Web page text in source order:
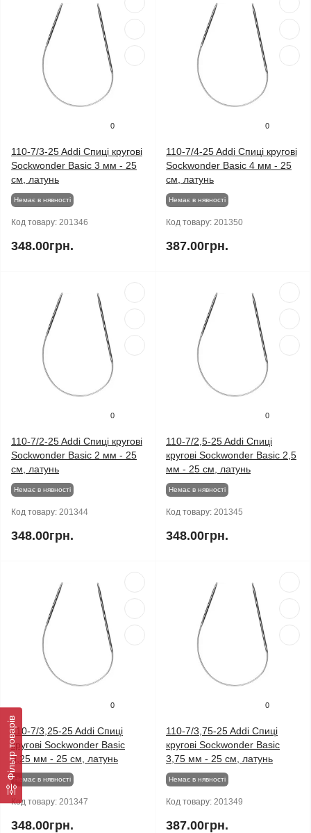
Фільтр товарів
0
110-7/3-25 Addi Спиці кругові
Sockwonder Basic 3 мм - 25
см, латунь
Немає в нявності
Код товару: 201346
348.00грн.
0
110-7/4-25 Addi Спиці кругові
Sockwonder Basic 4 мм - 25
см, латунь
Немає в нявності
Код товару: 201350
387.00грн.
0
110-7/2-25 Addi Спиці кругові
Sockwonder Basic 2 мм - 25
см, латунь
Немає в нявності
Код товару: 201344
348.00грн.
0
110-7/2,5-25 Addi Спиці
кругові Sockwonder Basic 2,5
мм - 25 см, латунь
Немає в нявності
Код товару: 201345
348.00грн.
0
110-7/3,25-25 Addi Спиці
кругові Sockwonder Basic
3,25 мм - 25 см, латунь
Немає в нявності
Код товару: 201347
348.00грн.
0
110-7/3,75-25 Addi Спиці
кругові Sockwonder Basic
3,75 мм - 25 см, латунь
Немає в нявності
Код товару: 201349
387.00грн.